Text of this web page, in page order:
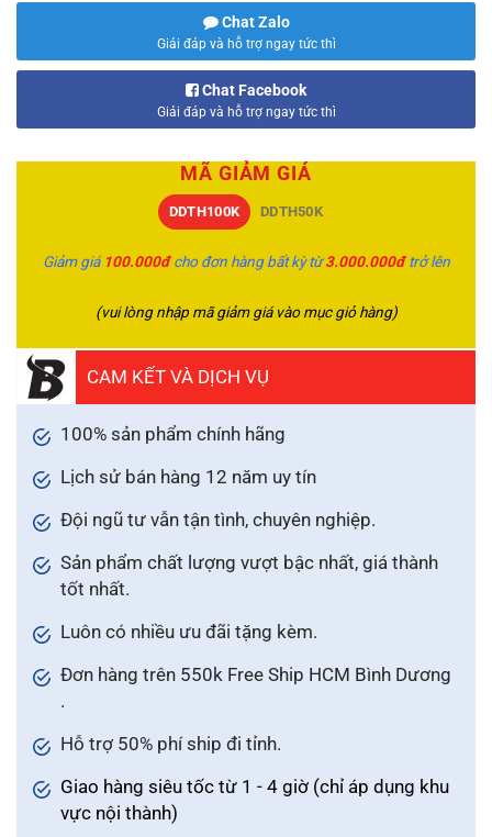
Chat Zalo
Giải đáp và hỗ trợ ngay tức thì
Chat Facebook
Giải đáp và hỗ trợ ngay tức thì
MÃ GIẢM GIÁ
DDTH100K DDTH50K
Giảm giá 100.000đcho đơn hàng bất kỳ từ3.000.000đ trở lên
(vui lòng nhập mã giảm giá vào mục giỏ hàng)
CAM KẾT VÀ DỊCH VỤ
100% sản phẩm chính hãng
Lịch sử bán hàng 12 năm uy tín
Đội ngũ tư vẫn tận tình, chuyên nghiệp.
Sản phẩm chất lượng vượt bậc nhất, giá thành
tốt nhất.
Luôn có nhiều ưu đãi tặng kèm.
Đơn hàng trên 550k Free Ship HCM Bình Dương
.
Hỗ trợ 50% phí ship đi tỉnh.
Giao hàng siêu tốc từ 1 - 4 giờ (chỉ áp dụng khu
vực nội thành)